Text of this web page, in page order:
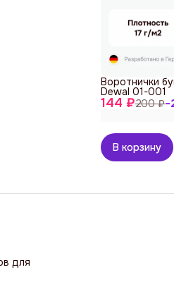
144 ₽200 ₽−
Воротнички
Dewal 01-001
В корзину
для